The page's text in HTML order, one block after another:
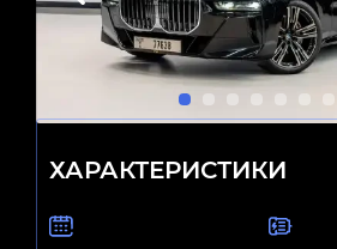
ХАРАКТЕРИСТИКИ